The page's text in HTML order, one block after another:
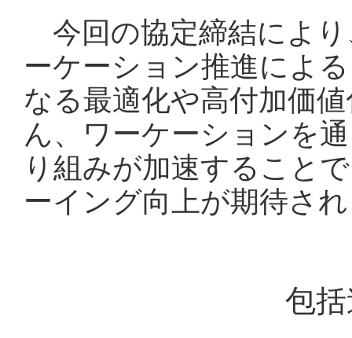
今回の協定締結によ
ーケーション推進によ
なる最適化や高付加価
ん、ワーケーションを
り組みが加速すること
ーイング向上が期待さ
包